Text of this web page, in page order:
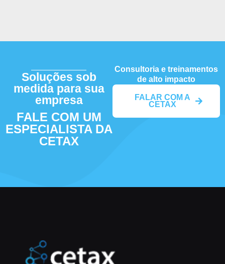
Soluções sob
medida para sua
empresa
FALE COM UM
ESPECIALISTA DA
CETAX
Consultoria e treinamentos
de alto impacto
FALAR COM A
CETAX